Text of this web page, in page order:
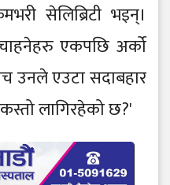
सेलिब्रिटी भइन्।
एकपछि अर्को
उनले एउटा सदाबहार
कस्तो लागिरहेको छ?'